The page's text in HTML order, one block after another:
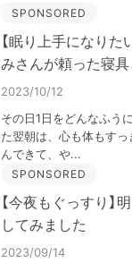
SPONSORED
【眠り上手になり
みさんが頼った寝具
2023/10/12
その日1日をどんなふう
た翌朝は、心も体もす
んできて、や...
SPONSORED
【今夜もぐっすり
してみました
2023/09/14